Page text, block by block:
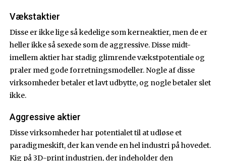
Vækstaktier
Disse er ikke lige så kedelige som kerneaktier, men de er
heller ikke så sexede som de aggressive. Disse midt-
imellem aktier har stadig glimrende vækstpotentiale og
praler med gode forretningsmodeller. Nogle af disse
virksomheder betaler et lavt udbytte, og nogle betaler slet
ikke.
Aggressive aktier
Disse virksomheder har potentialet til at udløse et
paradigmeskift, der kan vende en hel industri på hovedet.
Kig på 3D-print industrien, der indeholder den